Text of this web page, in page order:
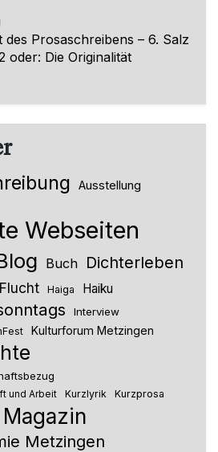
des Prosaschreibens – 6. Salz
oder: Die Originalität
Ausstellung
Webseiten
Buch Dichterleben
Flucht Haiga Haiku
Interview
Kulturforum Metzingen
und Arbeit Kurzlyrik Kurzprosa
Magazin
Metzingen